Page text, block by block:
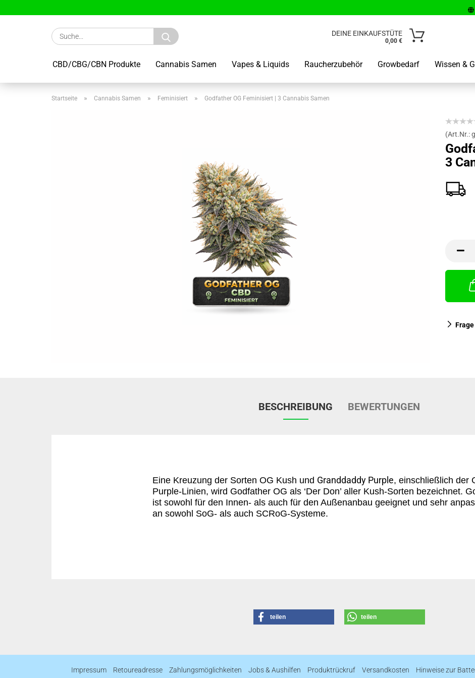
Lieferland
E-Mail
Kunden oder
Passwort
Suche... DEINE EINKAUFSTÜTE
0,00 €
CBD/CBG/CBN Produkte Cannabis Samen Vapes & Liquids Raucherzubehör Growbedarf Wissen &
Startseite » Cannabis Samen » Feminisiert » Godfather OG Feminisiert | 3 Cannabis Samen
(Art.Nr.:
3
BESCHREIBUNG BEWERTUNGEN
Eine Kreuzung der Sorten OG Kush und Granddaddy Purple, einschließlich der
Purple-Linien, wird Godfather OG als ‘Der Don’ aller Kush-Sorten bezeichnet.
ist sowohl für den Innen- als auch für den Außenanbau geeignet und sehr
an sowohl SoG- als auch SCRoG-Systeme.
teilen teilen
Impressum Retoureadresse Zahlungsmöglichkeiten Jobs & Aushilfen Produktrückruf Versandkosten Hinweise zur